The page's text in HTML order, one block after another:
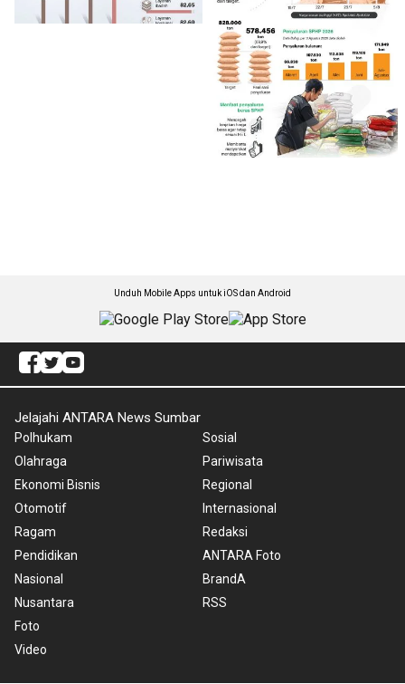
Unduh Mobile Apps untuk iOS dan Android
Jelajahi ANTARA News Sumbar
Polhukam
Olahraga
Ekonomi Bisnis
Otomotif
Ragam
Pendidikan
Nasional
Nusantara
Foto
Video
Sosial
Pariwisata
Regional
Internasional
Redaksi
ANTARA Foto
BrandA
RSS